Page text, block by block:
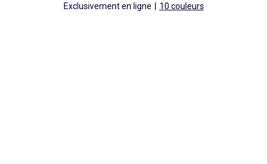
Exclusivement en ligne 10 couleurs